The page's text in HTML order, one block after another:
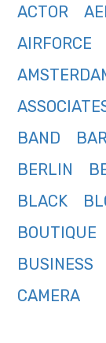
ACTOR
AIRFORCE
BAND
BERLIN
BLACK
BOUTIQUE
BUSINESS
CAMERA